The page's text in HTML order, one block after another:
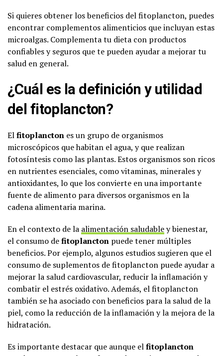
Si quieres obtener los beneficios del fitoplancton, puedes
encontrar complementos alimenticios que incluyan estas
microalgas. Complementa tu dieta con productos
confiables y seguros que te pueden ayudar a mejorar tu
salud en general.
¿Cuál es la definición y utilidad
del fitoplancton?
Elfitoplancton es un grupo de organismos
microscópicos que habitan el agua, y que realizan
fotosíntesis como las plantas. Estos organismos son ricos
en nutrientes esenciales, como vitaminas, minerales y
antioxidantes, lo que los convierte en una importante
fuente de alimento para diversos organismos en la
cadena alimentaria marina.
En el contexto de la alimentación saludabley bienestar,
el consumo defitoplancton puede tener múltiples
beneficios. Por ejemplo, algunos estudios sugieren que el
consumo de suplementos de fitoplancton puede ayudar a
mejorar la salud cardiovascular, reducir la inflamación y
combatir el estrés oxidativo. Además, el fitoplancton
también se ha asociado con beneficios para la salud de la
piel, como la reducción de la inflamación y la mejora de la
hidratación.
Es importante destacar que aunque elfitoplancton